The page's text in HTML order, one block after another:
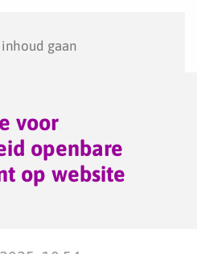
gaan
voor
openbare
op website